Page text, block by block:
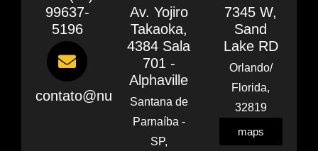
99637-
5196
contato@nublify.com
Av. Yojiro
Takaoka,
4384 Sala
701 -
Alphaville
Santana de
Parnaíba -
SP,
7345 W,
Sand
Lake RD
Orlando/
Florida,
32819
maps